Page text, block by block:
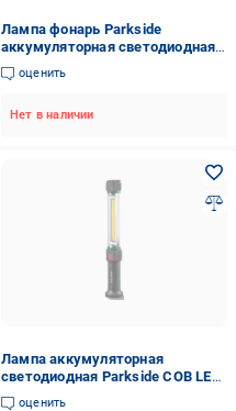
Лампа фонарь Parkside
аккумуляторная светодиодная
20 Вт 1400 Лм
оценить
Нет в наличии
Лампа аккумуляторная
светодиодная Parkside COB LED
230 Лм (super4_100345829002)
оценить